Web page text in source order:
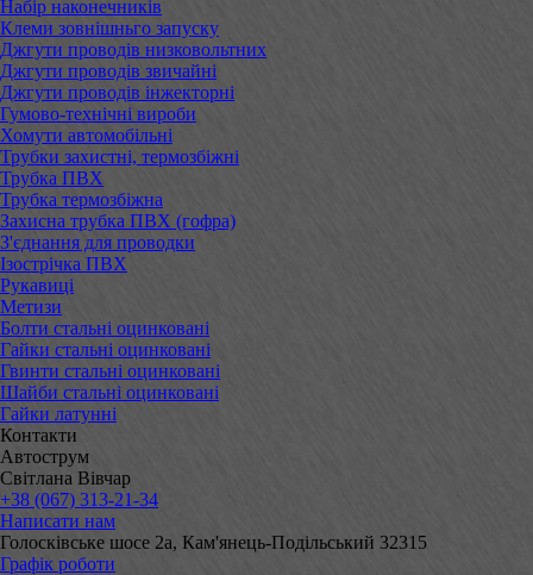
Набір наконечників
Клеми зовнішньго запуску
Джгути проводів низковольтних
Джгути проводів звичайні
Джгути проводів інжекторні
Гумово-технічні вироби
Хомути автомобільні
Трубки захистні, термозбіжні
Трубка ПВХ
Трубка термозбіжна
Захисна трубка ПВХ (гофра)
З'єднання для проводки
Ізострічка ПВХ
Рукавиці
Метизи
Болти стальні оцинковані
Гайки стальні оцинковані
Гвинти стальні оцинковані
Шайби стальні оцинковані
Гайки латунні
Контакти
Автострум
Світлана Вівчар
+38 (067) 313-21-34
Написати нам
Голосківське шосе 2а, Кам'янець-Подільський 32315
Графік роботи